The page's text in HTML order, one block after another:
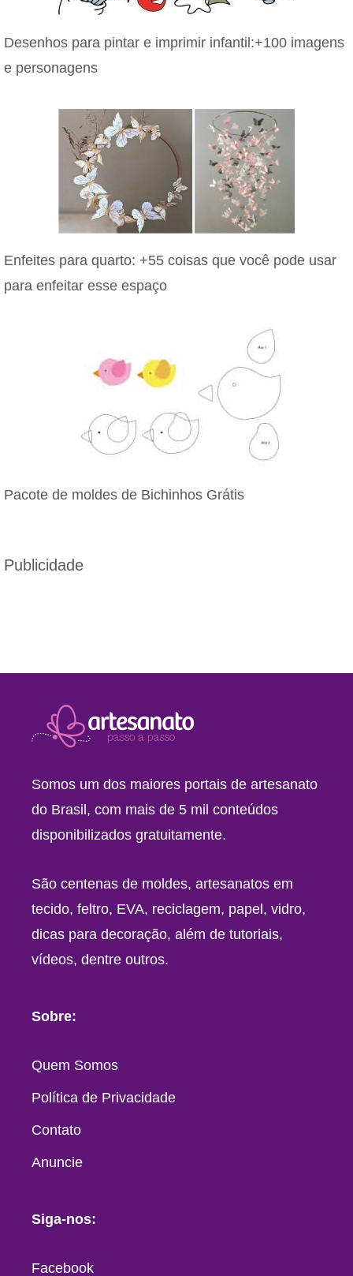
Desenhos para pintar e imprimir infantil:+100 imagens
e personagens
Enfeites para quarto: +55 coisas que você pode usar
para enfeitar esse espaço
Pacote de moldes de Bichinhos Grátis
Publicidade
Somos um dos maiores portais de artesanato
do Brasil, com mais de 5 mil conteúdos
disponibilizados gratuitamente.
São centenas de moldes, artesanatos em
tecido, feltro, EVA, reciclagem, papel, vidro,
dicas para decoração, além de tutoriais,
vídeos, dentre outros.
Sobre:
Quem Somos
Política de Privacidade
Contato
Anuncie
Siga-nos:
Facebook